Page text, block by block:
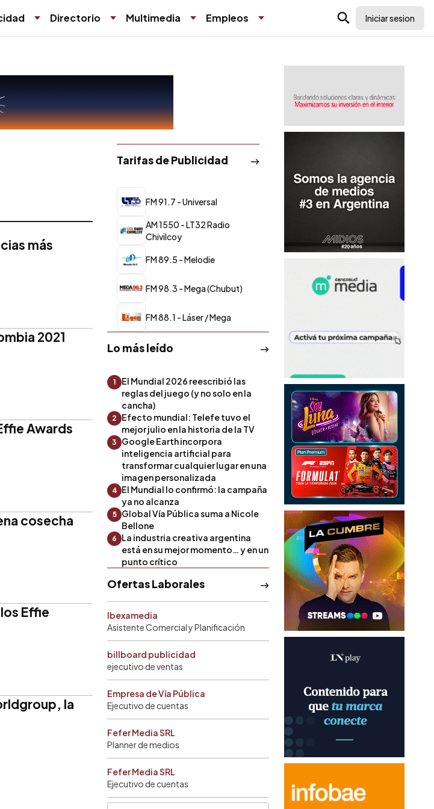
Directorio Multimedia Empleos Iniciar sesion
más
2021
Awards
cosecha
Effie
la
Tarifas de Publicidad
FM 91.7 - Universal
AM 1550 - LT32 Radio
Chivilcoy
FM 89.5 - Melodie
FM 98.3 - Mega (Chubut)
FM 88.1 - Láser / Mega
Lo más leído
1
El Mundial 2026 reescribió las
reglas del juego (y no solo en la
cancha)
2
Efecto mundial: Telefe tuvo el
mejor julio en la historia de la TV
3
Google Earth incorpora
inteligencia artificial para
transformar cualquier lugar en una
imagen personalizada
4 El Mundial lo confirmó: la campaña
ya no alcanza
5
Global Vía Pública suma a Nicole
Bellone
6
La industria creativa argentina
está en su mejor momento… y en un
punto crítico
Ofertas Laborales
Ibexamedia
Asistente Comercial y Planificación
billboard publicidad
ejecutivo de ventas
Empresa de Vía Pública
Ejecutivo de cuentas
Fefer Media SRL
Planner de medios
Fefer Media SRL
Ejecutivo de cuentas